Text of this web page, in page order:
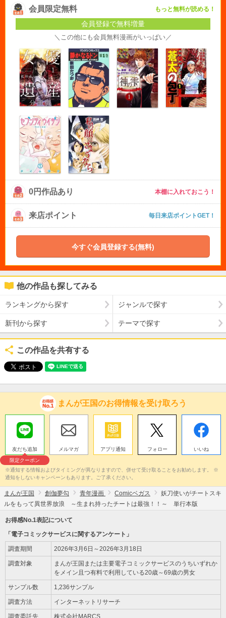
会員限定無料 もっと無料が読める！
会員登録で無料増量
＼この他にも会員無料漫画がいっぱい／
0円作品あり 本棚に入れておこう！
来店ポイント 毎日来店ポイントGET！
今すぐ会員登録する(無料)
他の作品も探してみる
ランキングから探す ジャンルで探す
新刊から探す テーマで探す
この作品を共有する
まんが王国のお得情報を受け取ろう
友だち追加
限定クーポン
メルマガ アプリ通知 フォロー いいね
※通知する情報およびタイミングが異なりますので、併せて受け取ることをお勧めします。 ※
通知をしないキャンペーンもあります。ご了承ください。
まんが王国 創伽夢勾 青年漫画 Comicベガス
妖刀使いがチートスキ
ルをもって異世界放浪 ～生まれ持ったチートは最強！！～ 単行本版
お得感No.1表記について
「電子コミックサービスに関するアンケート」
調査期間 2026年3月6日～2026年3月18日
調査対象
まんが王国または主要電子コミックサービスのうちいずれか
をメイン且つ有料で利用している20歳～69歳の男女
サンプル数 1,236サンプル
調査方法 インターネットリサーチ
調査委託先 株式会社MARCS